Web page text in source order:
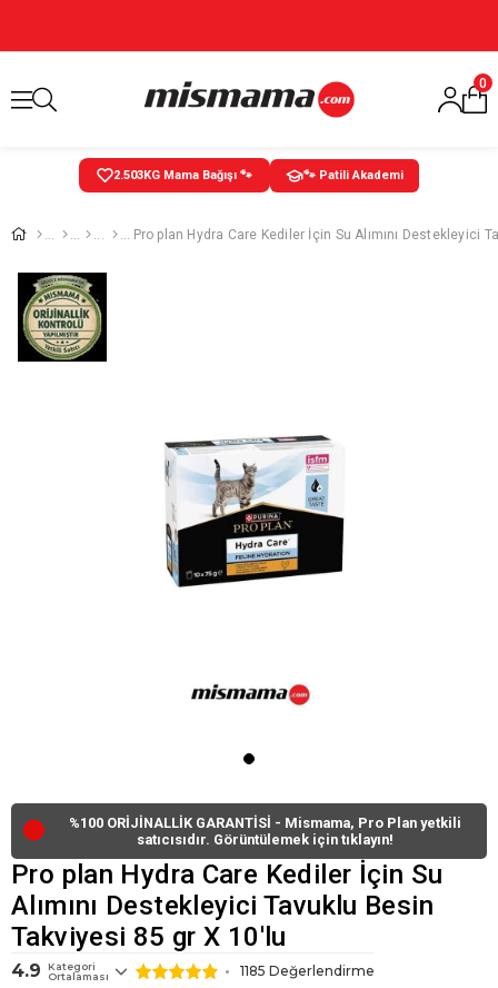
0
2.504KG Mama Bağışı 🐾 🐾 Patili Akademi
🔴
%100 ORİJİNALLİK GARANTİSİ - Mismama, Pro Plan yetkili
satıcısıdır. Görüntülemek için tıklayın!
Pro plan Hydra Care Kediler İçin Su
Alımını Destekleyici Tavuklu Besin
Takviyesi 85 gr X 10'lu
4.9
Kategori
Ortalaması
1185 Değerlendirme